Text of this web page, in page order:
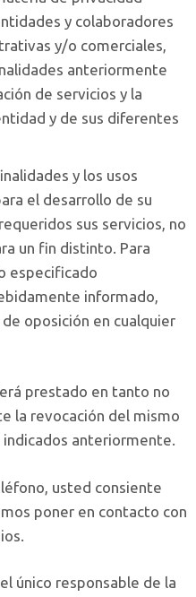
y colaboradores
y/o comerciales,
anteriormente
de servicios y la
y de sus diferentes
y los usos
el desarrollo de su
sus servicios, no
un fin distinto. Para
especificado
informado,
oposición en cualquier
prestado en tanto no
la revocación del mismo
anteriormente.
usted consiente
poner en contacto con
único responsable de la